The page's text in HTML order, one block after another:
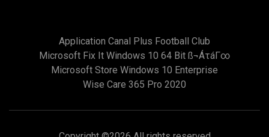
Application Canal Plus Football Club
Microsoft Fix It Windows 10 64 Bit SS¬áτáΓ∞
Microsoft Store Windows 10 Enterprise
Wise Care 365 Pro 2020